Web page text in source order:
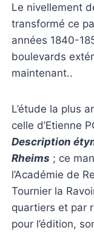
Le nivellement
transformé ce
années 1840-
boulevards
maintenant..
L’étude la plus
celle d’Etienne
Description
Rheims ; ce
l’Académie de
Tournier la
quartiers et par
pour l’édition,